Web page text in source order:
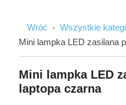
Wróć Wszystkie
Mini lampka LED zasilana
Mini lampka LED
laptopa czarna